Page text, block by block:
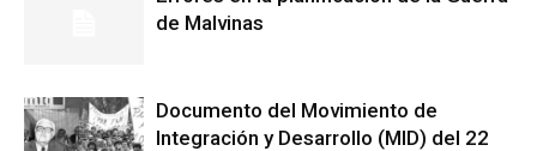
de Malvinas
Documento del Movimiento de
Integración y Desarrollo (MID) del 22